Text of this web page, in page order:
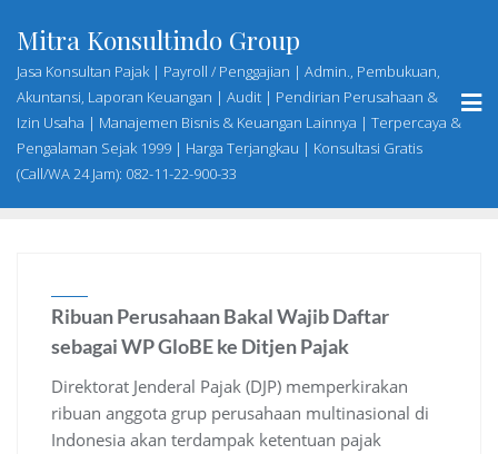
content
Mitra Konsultindo Group
Jasa Konsultan Pajak | Payroll / Penggajian | Admin., Pembukuan,
Akuntansi, Laporan Keuangan | Audit | Pendirian Perusahaan &
Izin Usaha | Manajemen Bisnis & Keuangan Lainnya | Terpercaya &
Pengalaman Sejak 1999 | Harga Terjangkau | Konsultasi Gratis
(Call/WA 24 Jam): 082-11-22-900-33
Ribuan Perusahaan Bakal Wajib Daftar
sebagai WP GloBE ke Ditjen Pajak
Direktorat Jenderal Pajak (DJP) memperkirakan
ribuan anggota grup perusahaan multinasional di
Indonesia akan terdampak ketentuan pajak